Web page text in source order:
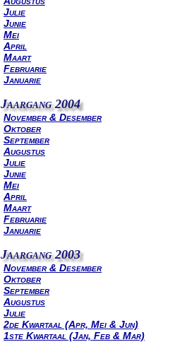
Julie
Junie
Mei
April
Maart
Februarie
Januarie
Jaargang 2004
November & Desember
Oktober
September
Augustus
Julie
Junie
Mei
April
Maart
Februarie
Januarie
Jaargang 2003
November & Desember
Oktober
September
Augustus
Julie
2de Kwartaal (Apr, Mei & Jun)
1ste Kwartaal (Jan, Feb & Mar)